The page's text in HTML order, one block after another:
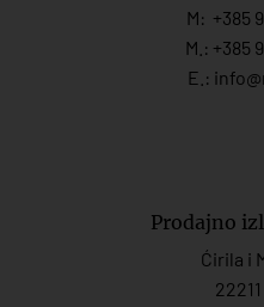
M: +385
M.: +385
E.:
Prodajno
Ćirila i